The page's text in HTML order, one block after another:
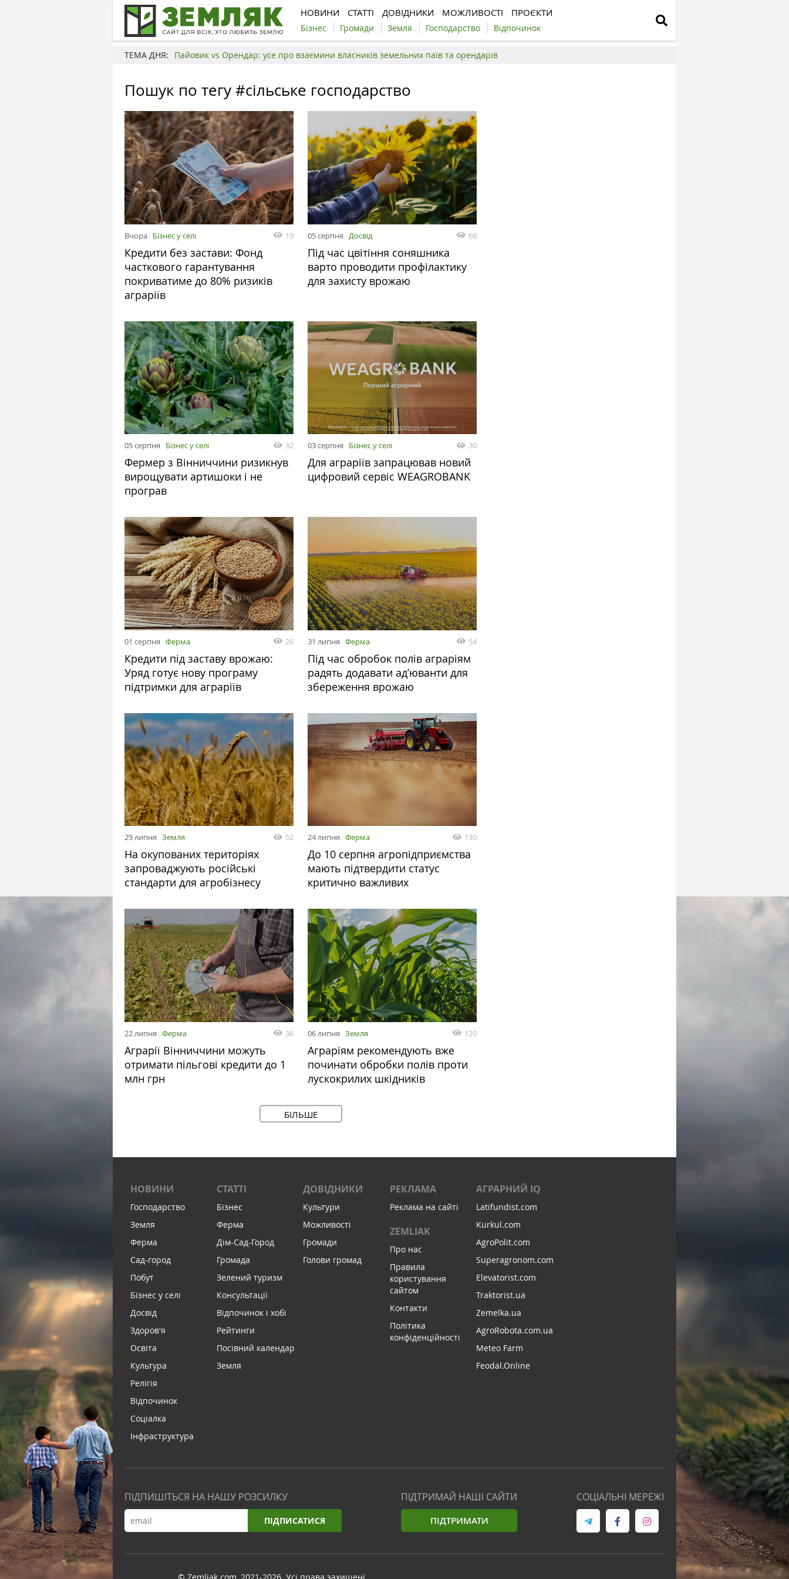
НОВИНИ СТАТТІ ДОВІДНИКИ МОЖЛИВОСТІ ПРОЄКТИ
Бізнес Громади Земля Господарство Відпочинок
ТЕМА ДНЯ: Пайовик vs Орендар: усе про взаємини власників земельних паїв та орендарів
Пошук по тегу #сільське господарство
Вчора Бізнес у селі 19
Кредити без застави: Фонд
часткового гарантування
покриватиме до 80% ризиків
аграріїв
05 серпня Досвід 68
Під час цвітіння соняшника
варто проводити профілактику
для захисту врожаю
05 серпня Бізнес у селі 32
Фермер з Вінниччини ризикнув
вирощувати артишоки і не
програв
03 серпня Бізнес у селі 30
Для аграріїв запрацював новий
цифровий сервіс WEAGROBANK
01 серпня Ферма 26
Кредити під заставу врожаю:
Уряд готує нову програму
підтримки для аграріїв
31 липня Ферма 54
Під час обробок полів аграріям
радять додавати ад’юванти для
збереження врожаю
29 липня Земля 52
На окупованих територіях
запроваджують російські
стандарти для агробізнесу
24 липня Ферма 130
До 10 серпня агропідприємства
мають підтвердити статус
критично важливих
22 липня Ферма 36
Аграрії Вінниччини можуть
отримати пільгові кредити до 1
млн грн
06 липня Земля 120
Аграріям рекомендують вже
починати обробки полів проти
лускокрилих шкідників
БІЛЬШЕ
НОВИНИ
Господарство
Земля
Ферма
Сад-город
Побут
Бізнес у селі
Досвід
Здоров'я
Освіта
Культура
Релігія
Відпочинок
Соціалка
Інфраструктура
СТАТТІ
Бізнес
Ферма
Дім-Сад-Город
Громада
Зелений туризм
Консультації
Відпочинок і хобі
Рейтинги
Посівний календар
Земля
ДОВІДНИКИ
Культури
Можливості
Громади
Голови громад
РЕКЛАМА
Реклама на сайті
ZEMLIAK
Про нас
Правила
користування
сайтом
Контакти
Політика
конфіденційності
АГРАРНИЙ IQ
Latifundist.com
Kurkul.com
AgroPolit.com
Superagronom.com
Elevatorist.com
Traktorist.ua
Zemelka.ua
AgroRobota.com.ua
Meteo Farm
Feodal.Online
ПІДПИШІТЬСЯ НА НАШУ РОЗСИЛКУ
ПІДПИСАТИСЯ
ПІДТРИМАЙ НАШІ САЙТИ
ПІДТРИМАТИ
СОЦІАЛЬНІ МЕРЕЖІ